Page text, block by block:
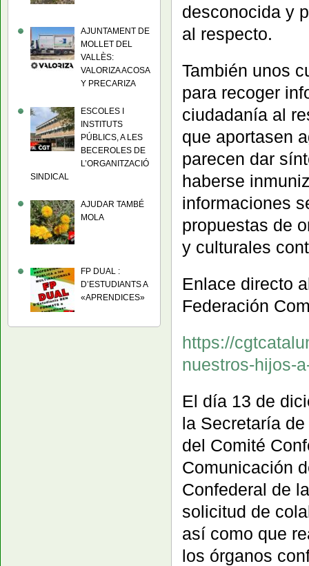
desconocida y
al respecto.
También unos
para recoger
ciudadanía al
que aportasen
parecen dar
haberse
informaciones
propuestas de
y culturales
Enlace directo
Federación
https://
nuestros-hijos-
El día 13 de
la Secretaría
del Comité
Comunicación
Confederal de
solicitud de
así como que
los órganos
AJUNTAMENT DE
MOLLET DEL
VALLÈS:
VALORIZA ACOSA
Y PRECARIZA
ESCOLES I
INSTITUTS
PÚBLICS, A LES
BECEROLES DE
L’ORGANITZACIÓ
SINDICAL
AJUDAR TAMBÉ
MOLA
FP DUAL :
D’ESTUDIANTS A
«APRENDICES»